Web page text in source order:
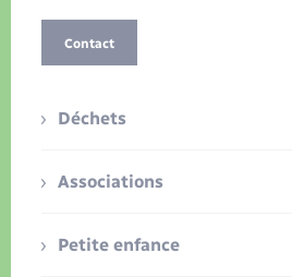
Contact
Déchets
Associations
Petite enfance